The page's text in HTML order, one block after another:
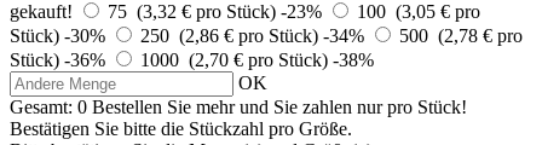
gekauft!
75 (3,32 € pro Stück) -23%
100 (3,05 € pro
Stück) -30% 250 (2,86 € pro Stück) -34%
500 (2,78 € pro
Stück) -36% 1000 (2,70 € pro Stück) -38%
OK
Gesamt: 0 Bestellen Sie mehr und Sie zahlen nurpro Stück!
Bestätigen Sie bitte die Stückzahl pro Größe.